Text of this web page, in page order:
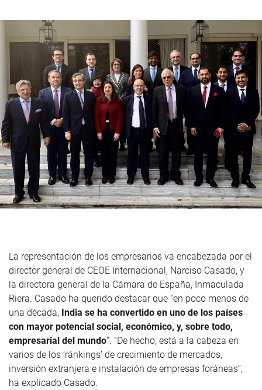
La representación de los empresarios va encabezada por el
director general de CEOE Internacional, Narciso Casado, y
la directora general de la Cámara de España, Inmaculada
Riera. Casado ha querido destacar que “en poco menos de
una década, India se ha convertido en uno de los países
con mayor potencial social, económico, y, sobre todo,
empresarial del mundo”. “De hecho, está a la cabeza en
varios de los ‘ránkings’ de crecimiento de mercados,
inversión extranjera e instalación de empresas foráneas”,
ha explicado Casado.